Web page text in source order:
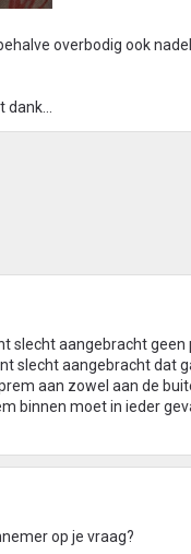
overbodig ook
slecht aangebracht geen
slecht aangebracht dat
aan zowel aan de
binnen moet in ieder
op je vraag?